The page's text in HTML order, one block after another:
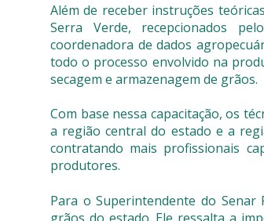
Além de receber instruções
Serra Verde, recepcionados
coordenadora de dados
todo o processo envolvido na
secagem e armazenagem de grãos.
Com base nessa capacitação, os
a região central do estado e a
contratando mais profissionais
produtores.
Para o Superintendente do Senar